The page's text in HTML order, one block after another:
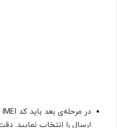
ارسال را انتخاب نمایید.